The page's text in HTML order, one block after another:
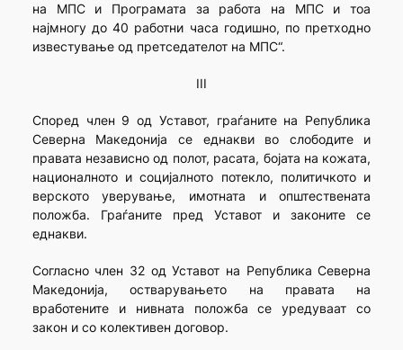
на МПС и Програмата за работа на МПС и тоа
најмногу до 40 работни часа годишно, по претходно
известување од претседателот на МПС“.
III
Според член 9 од Уставот, граѓаните на Република
Северна Македонија се еднакви во слободите и
правата независно од полот, расата, бојата на кожата,
националното и социјалното потекло, политичкото и
верското уверување, имотната и општествената
положба. Граѓаните пред Уставот и законите се
еднакви.
Согласно член 32 од Уставот на Република Северна
Македонија, остварувањето на правата на
вработените и нивната положба се уредуваат со
закон и со колективен договор.